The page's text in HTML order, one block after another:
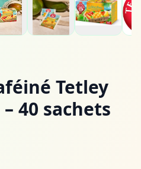
Tetley
40 sachets